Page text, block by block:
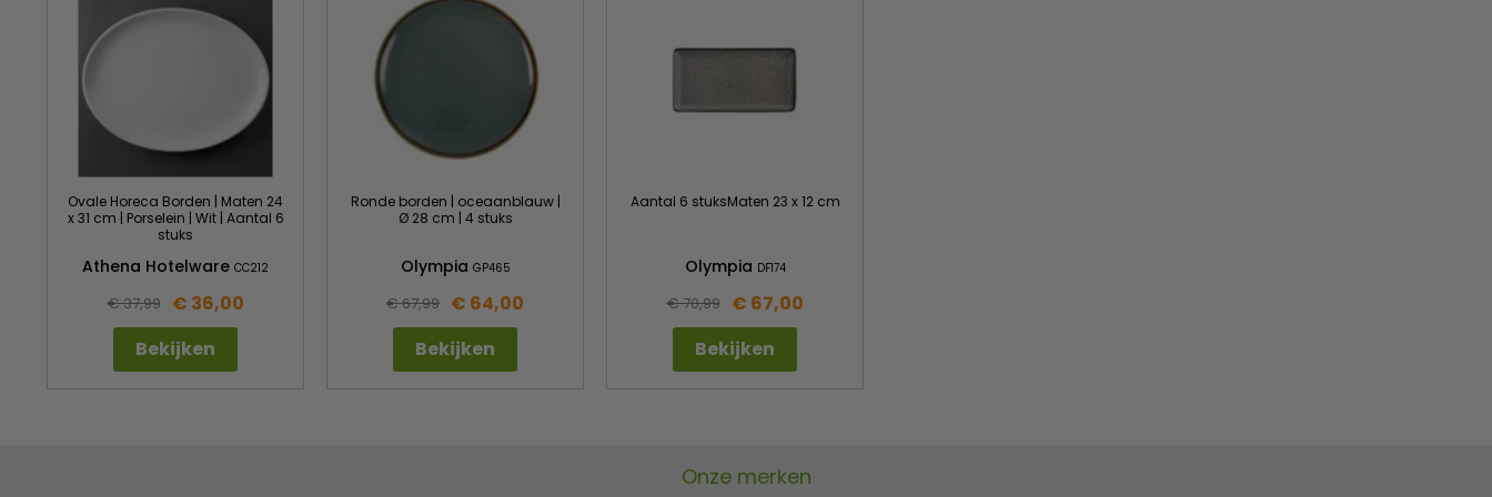
Ovale Horeca Borden | Maten 24
x 31 cm | Porselein | Wit | Aantal 6
stuks
Athena Hotelware CC212
€ 37,99
€ 36,00
Bekijken
Ronde borden | oceaanblauw |
Ø 28 cm | 4 stuks
Olympia GP465
€ 67,99 € 64,00
Bekijken
Aantal 6 stuksMaten 23 x 12 cm
Olympia DF174
€ 70,99
€ 67,00
Bekijken
Onze merken